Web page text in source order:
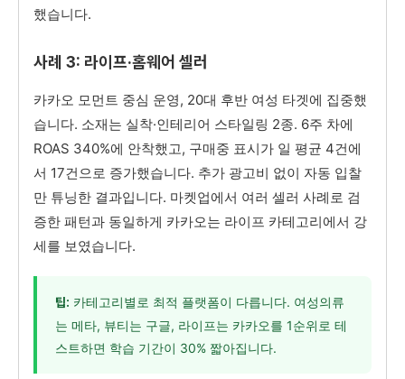
했습니다.
사례 3: 라이프·홈웨어 셀러
카카오 모먼트 중심 운영, 20대 후반 여성 타겟에 집중했
습니다. 소재는 실착·인테리어 스타일링 2종. 6주 차에
ROAS 340%에 안착했고, 구매중 표시가 일 평균 4건에
서 17건으로 증가했습니다. 추가 광고비 없이 자동 입찰
만 튜닝한 결과입니다. 마켓업에서 여러 셀러 사례로 검
증한 패턴과 동일하게 카카오는 라이프 카테고리에서 강
세를 보였습니다.
팁: 카테고리별로 최적 플랫폼이 다릅니다. 여성의류
는 메타, 뷰티는 구글, 라이프는 카카오를 1순위로 테
스트하면 학습 기간이 30% 짧아집니다.